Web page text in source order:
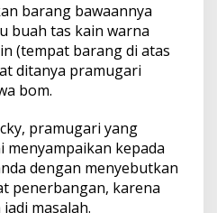
barang bawaannya
buah tas kain warna
(tempat barang di atas
ditanya pramugari
bom.
pramugari yang
menyampaikan kepada
dengan menyebutkan
penerbangan, karena
masalah.